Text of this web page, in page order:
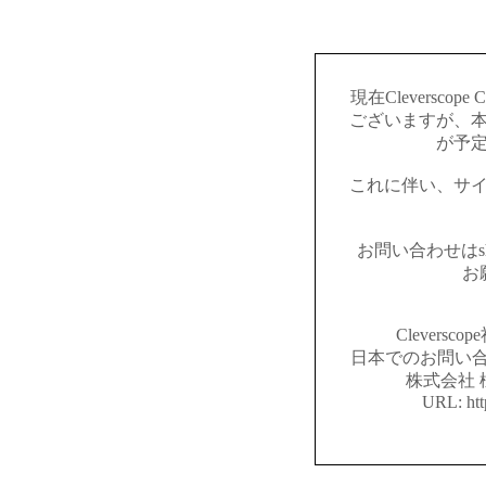
現在Cleverscope
ございますが、
が予
これに伴い、サ
お問い合わせは
お
日本でのお問い
株式会社
URL: